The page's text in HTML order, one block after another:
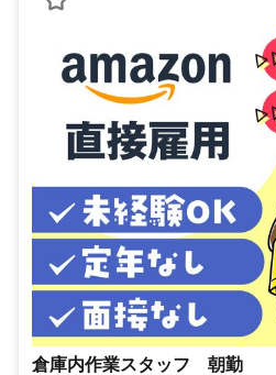
倉庫内作業スタッフ 朝勤